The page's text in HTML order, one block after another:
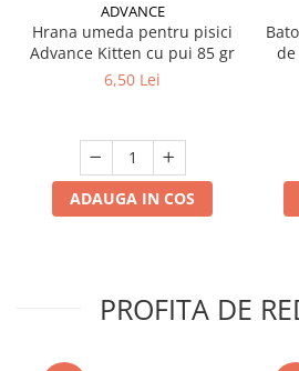
ADVANCE
Hrana umeda pentru pisici
Advance Kitten cu pui 85 gr
6,50 Lei
ADAUGA IN COS
de
PROFITA DE